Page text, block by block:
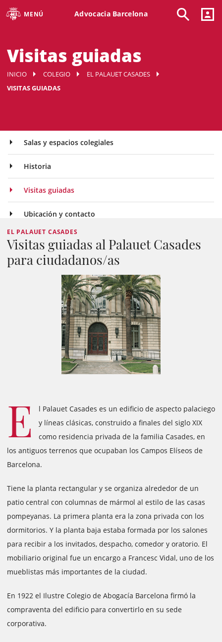
MENÚ Advocacia Barcelona
Visitas guiadas
INICIO COLEGIO
EL PALAUET CASADES
VISITAS GUIADAS
Salas y espacios colegiales
Historia
Visitas guiadas
Ubicación y contacto
EL PALAUET CASADES
Visitas guiadas al Palauet Casades
para ciudadanos/as
E
l Palauet Casades es un edificio de aspecto palaciego
y líneas clásicas, construido a finales del siglo XIX
como residencia privada de la familia Casades, en
los antiguos terrenos que ocupaban los Campos Elíseos de
Barcelona.
Tiene la planta rectangular y se organiza alrededor de un
patio central con columnas de mármol al estilo de las casas
pompeyanas. La primera planta era la zona privada con los
dormitorios. Y la planta baja estaba formada por los salones
para recibir a los invitados, despacho, comedor y oratorio. El
mobiliario original fue un encargo a Francesc Vidal, uno de los
mueblistas más importantes de la ciudad.
En 1922 el Ilustre Colegio de Abogacía Barcelona firmó la
compraventa del edificio para convertirlo en su sede
corporativa.